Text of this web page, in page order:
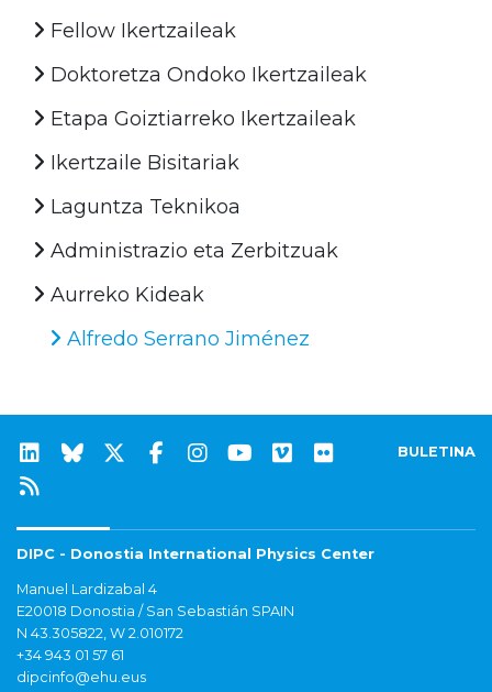
Fellow Ikertzaileak
Doktoretza Ondoko Ikertzaileak
Etapa Goiztiarreko Ikertzaileak
Ikertzaile Bisitariak
Laguntza Teknikoa
Administrazio eta Zerbitzuak
Aurreko Kideak
Alfredo Serrano Jiménez
BULETINA
DIPC - Donostia International Physics Center
Manuel Lardizabal 4
E20018 Donostia / San Sebastián SPAIN
N 43.305822, W 2.010172
+34 943 01 57 61
dipcinfo@ehu.eus